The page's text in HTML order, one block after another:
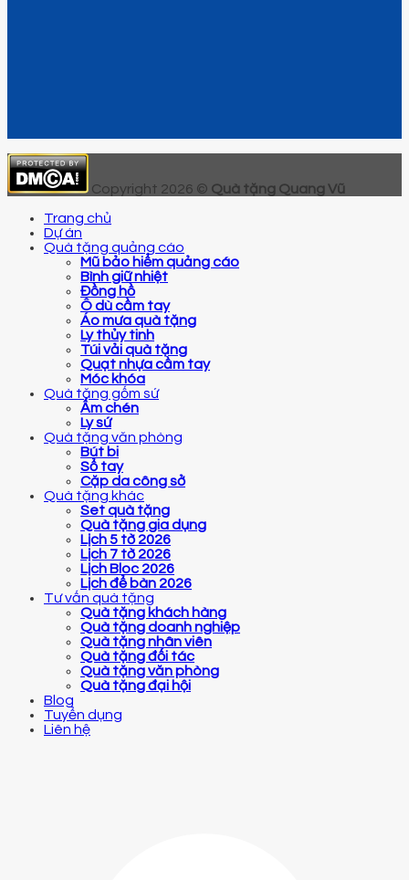
Copyright 2026 © Quà tặng Quang Vũ
Trang chủ
Dự án
Quà tặng quảng cáo
Mũ bảo hiểm quảng cáo
Bình giữ nhiệt
Đồng hồ
Ô dù cầm tay
Áo mưa quà tặng
Ly thủy tinh
Túi vải quà tặng
Quạt nhựa cầm tay
Móc khóa
Quà tặng gốm sứ
Ấm chén
Ly sứ
Quà tặng văn phòng
Bút bi
Sổ tay
Cặp da công sở
Quà tặng khác
Set quà tặng
Quà tặng gia dụng
Lịch 5 tờ 2026
Lịch 7 tờ 2026
Lịch Bloc 2026
Lịch để bàn 2026
Tư vấn quà tặng
Quà tặng khách hàng
Quà tặng doanh nghiệp
Quà tặng nhân viên
Quà tặng đối tác
Quà tặng văn phòng
Quà tặng đại hội
Blog
Tuyển dụng
Liên hệ